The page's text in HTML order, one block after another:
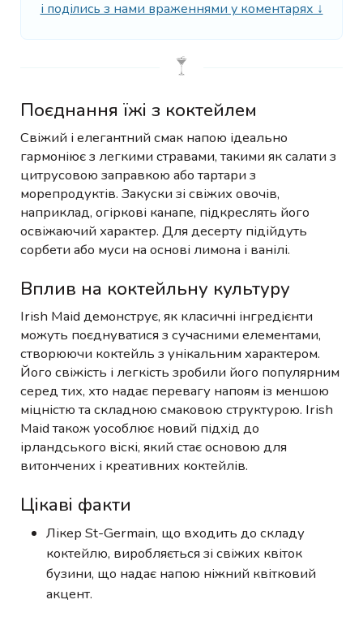
і поділись з нами враженнями у коментарях ↓
Поєднання їжі з коктейлем
Свіжий і елегантний смак напою ідеально
гармоніює з легкими стравами, такими як салати з
цитрусовою заправкою або тартари з
морепродуктів. Закуски зі свіжих овочів,
наприклад, огіркові канапе, підкреслять його
освіжаючий характер. Для десерту підійдуть
сорбети або муси на основі лимона і ванілі.
Вплив на коктейльну культуру
Irish Maid демонструє, як класичні інгредієнти
можуть поєднуватися з сучасними елементами,
створюючи коктейль з унікальним характером.
Його свіжість і легкість зробили його популярним
серед тих, хто надає перевагу напоям із меншою
міцністю та складною смаковою структурою. Irish
Maid також уособлює новий підхід до
ірландського віскі, який стає основою для
витончених і креативних коктейлів.
Цікаві факти
Лікер St-Germain, що входить до складу
коктейлю, виробляється зі свіжих квіток
бузини, що надає напою ніжний квітковий
акцент.